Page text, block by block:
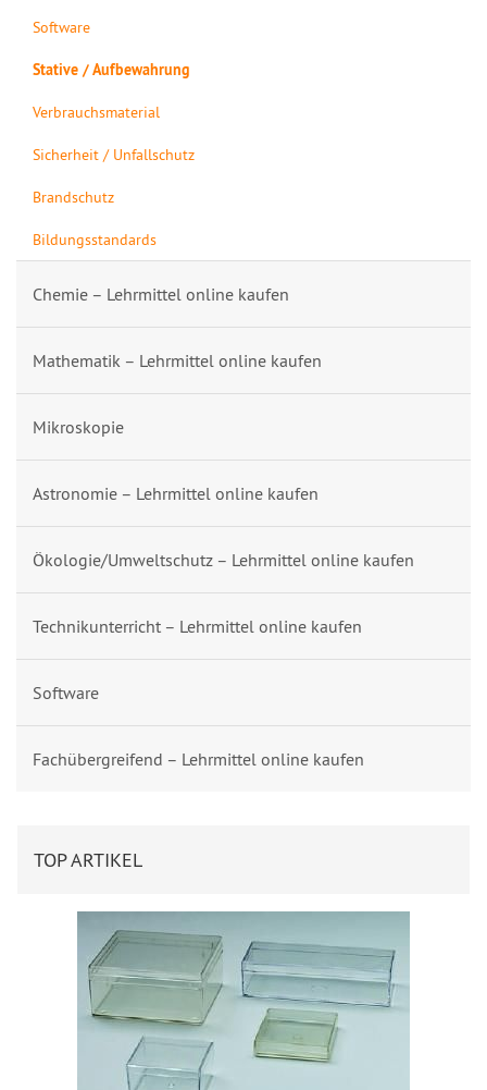
Software
Stative / Aufbewahrung
Verbrauchsmaterial
Sicherheit / Unfallschutz
Brandschutz
Bildungsstandards
Chemie – Lehrmittel online kaufen
Mathematik – Lehrmittel online kaufen
Mikroskopie
Astronomie – Lehrmittel online kaufen
Ökologie/Umweltschutz – Lehrmittel online kaufen
Technikunterricht – Lehrmittel online kaufen
Software
Fachübergreifend – Lehrmittel online kaufen
TOP ARTIKEL